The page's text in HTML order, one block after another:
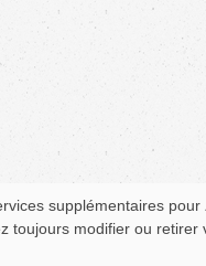
supplémentaires pour
toujours modifier ou